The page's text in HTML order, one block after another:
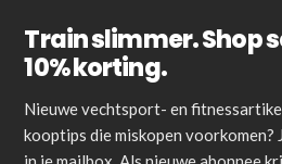
Train slimmer. Shop
10% korting.
Nieuwe vechtsport- en
kooptips die miskopen